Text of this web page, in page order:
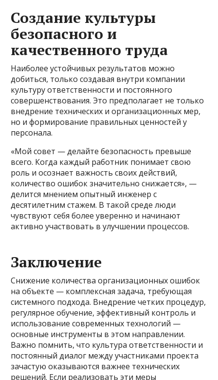
Создание культуры
безопасного и
качественного труда
Наиболее устойчивых результатов можно
добиться, только создавая внутри компании
культуру ответственности и постоянного
совершенствования. Это предполагает не только
внедрение технических и организационных мер,
но и формирование правильных ценностей у
персонала.
«Мой совет — делайте безопасность превыше
всего. Когда каждый работник понимает свою
роль и осознает важность своих действий,
количество ошибок значительно снижается», —
делится мнением опытный инженер с
десятилетним стажем. В такой среде люди
чувствуют себя более уверенно и начинают
активно участвовать в улучшении процессов.
Заключение
Снижение количества организационных ошибок
на объекте — комплексная задача, требующая
системного подхода. Внедрение четких процедур,
регулярное обучение, эффективный контроль и
использование современных технологий —
основные инструменты в этом направлении.
Важно помнить, что культура ответственности и
постоянный диалог между участниками проекта
зачастую оказываются важнее технических
решений. Если реализовать эти меры